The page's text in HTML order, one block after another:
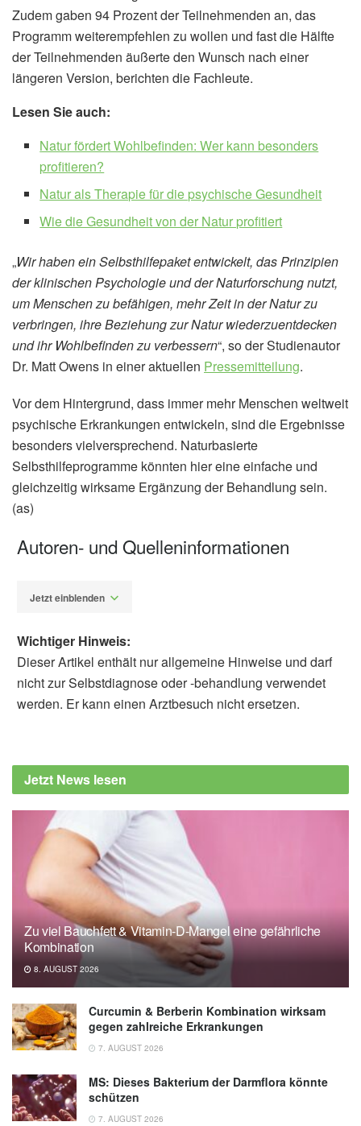
Zudem gaben 94 Prozent der Teilnehmenden an, das
Programm weiterempfehlen zu wollen und fast die Hälfte
der Teilnehmenden äußerte den Wunsch nach einer
längeren Version, berichten die Fachleute.
Lesen Sie auch:
Natur fördert Wohlbefinden: Wer kann besonders
profitieren?
Natur als Therapie für die psychische Gesundheit
Wie die Gesundheit von der Natur profitiert
„Wir haben ein Selbsthilfepaket entwickelt, das Prinzipien
der klinischen Psychologie und der Naturforschung nutzt,
um Menschen zu befähigen, mehr Zeit in der Natur zu
verbringen, ihre Beziehung zur Natur wiederzuentdecken
und ihr Wohlbefinden zu verbessern“, so der Studienautor
Dr. Matt Owens in einer aktuellen Pressemitteilung.
Vor dem Hintergrund, dass immer mehr Menschen weltweit
psychische Erkrankungen entwickeln, sind die Ergebnisse
besonders vielversprechend. Naturbasierte
Selbsthilfeprogramme könnten hier eine einfache und
gleichzeitig wirksame Ergänzung der Behandlung sein.
(as)
Autoren- und Quelleninformationen
Jetzt einblenden
Beattie, Hannah L. I. Bunce: Roots and
Shoots: A Pilot Parallel Randomised
Acceptability of a Nature-Based Self-Help
Intervention for Low Wellbeing; in: Behavioral
Sciences (veröffentlicht 12.08.2025),
Behavioral Sciences
University of Exeter: Nature could be an
effective self-help tool for improving mental
health (veröffentlicht 18.08.2025),University
of Exeter
Wichtiger Hinweis:
Dieser Artikel enthält nur allgemeine Hinweise und darf
nicht zur Selbstdiagnose oder -behandlung verwendet
werden. Er kann einen Arztbesuch nicht ersetzen.
Jetzt News lesen
Zu viel Bauchfett & Vitamin-D-Mangel eine gefährliche
Kombination
8. AUGUST 2026
Curcumin & Berberin Kombination wirksam
gegen zahlreiche Erkrankungen
7. AUGUST 2026
MS: Dieses Bakterium der Darmflora könnte
schützen
7. AUGUST 2026